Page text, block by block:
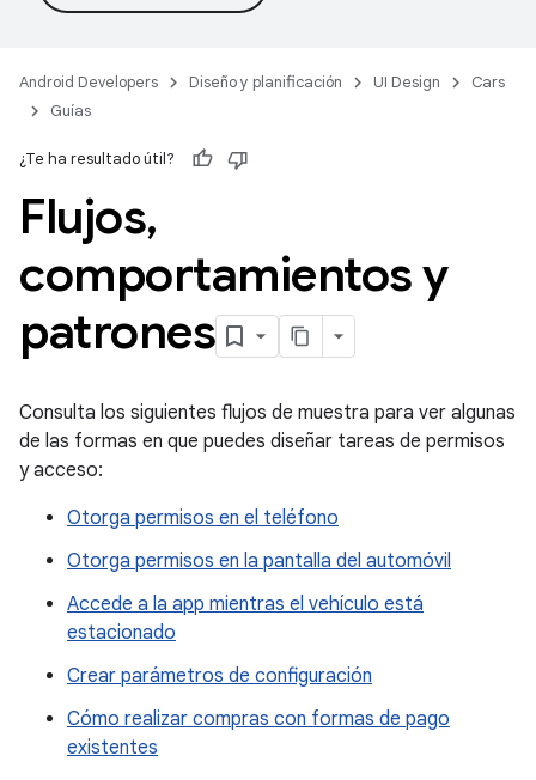
Android Developers Diseño y planificación UI Design
Cars
Guías
¿Te ha resultado útil?
Flujos,
comportamientos y
patrones
Consulta los siguientes flujos de muestra para ver algunas
de las formas en que puedes diseñar tareas de permisos
y acceso:
Otorga permisos en el teléfono
Otorga permisos en la pantalla del automóvil
Accede a la app mientras el vehículo está
estacionado
Crear parámetros de configuración
Cómo realizar compras con formas de pago
existentes